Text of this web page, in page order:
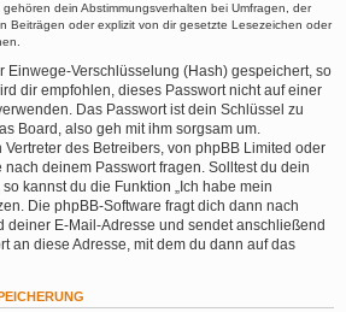
dein Abstimmungsverhalten bei Umfragen, der
Beiträgen oder explizit von dir gesetzte Lesezeichen oder
Einwege-Verschlüsselung (Hash) gespeichert, so
dir empfohlen, dieses Passwort nicht auf einer
Das Passwort ist dein Schlüssel zu
Board, also geh mit ihm sorgsam um.
des Betreibers, von phpBB Limited oder
deinem Passwort fragen. Solltest du dein
kannst du die Funktion „Ich habe mein
Die phpBB-Software fragt dich dann nach
deiner E-Mail-Adresse und sendet anschließend
an diese Adresse, mit dem du dann auf das